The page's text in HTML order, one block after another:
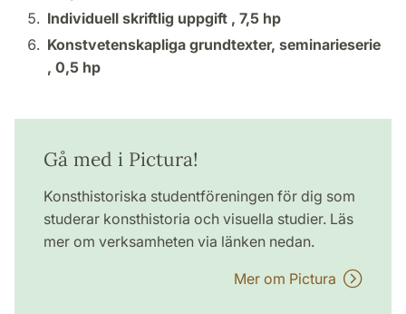
Individuell skriftlig uppgift , 7,5 hp
Konstvetenskapliga grundtexter, seminarieserie
, 0,5 hp
Gå med i Pictura!
Konsthistoriska studentföreningen för dig som
studerar konsthistoria och visuella studier. Läs
mer om verksamheten via länken nedan.
Mer om Pictura